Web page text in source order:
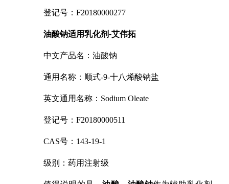
登记号：F20180000277
油酸钠适用乳化剂-艾伟拓
中文产品名：油酸钠
通用名称：顺式-9-十八烯酸钠盐
英文通用名称：Sodium Oleate
登记号：F20180000511
CAS号：143-19-1
级别：药用注射级